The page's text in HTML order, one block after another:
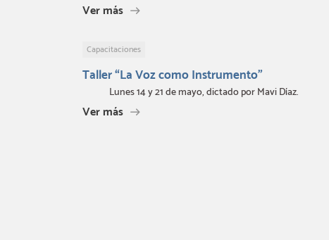
Ver más
Capacitaciones
Taller “La Voz como Instrumento”
Lunes 14 y 21 de mayo, dictado por Mavi Díaz.
Ver más